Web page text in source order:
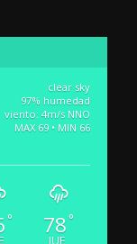
clear sky
97% humedad
viento: 4m/s NNO
MAX 69 • MIN 66
° 78 °